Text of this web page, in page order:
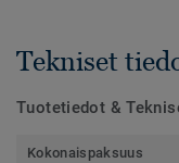
Tekniset
Tuotetiedot &
Kokonaispaksuus